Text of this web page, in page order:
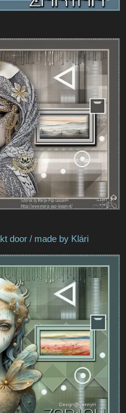
by Sonia
by Klári